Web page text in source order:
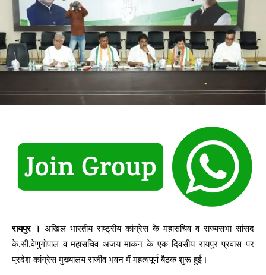
रायपुर । अखिल भारतीय राष्ट्रीय कांग्रेस के महासचिव व राज्यसभा सांसद
के.सी.वेणुगोपाल व महासचिव अजय माकन के एक दिवसीय रायपुर प्रवास पर
प्रदेश कांग्रेस मुख्यालय राजीव भवन में महत्वपूर्ण बैठक शुरू हुई।